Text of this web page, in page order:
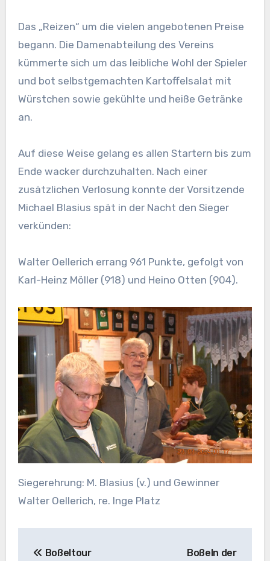
Das „Reizen“ um die vielen angebotenen Preise
begann. Die Damenabteilung des Vereins
kümmerte sich um das leibliche Wohl der Spieler
und bot selbstgemachten Kartoffelsalat mit
Würstchen sowie gekühlte und heiße Getränke
an.
Auf diese Weise gelang es allen Startern bis zum
Ende wacker durchzuhalten. Nach einer
zusätzlichen Verlosung konnte der Vorsitzende
Michael Blasius spät in der Nacht den Sieger
verkünden:
Walter Oellerich errang 961 Punkte, gefolgt von
Karl-Heinz Möller (918) und Heino Otten (904).
Siegerehrung: M. Blasius (v.) und Gewinner
Walter Oellerich, re. Inge Platz
Boßeltour Boßeln der